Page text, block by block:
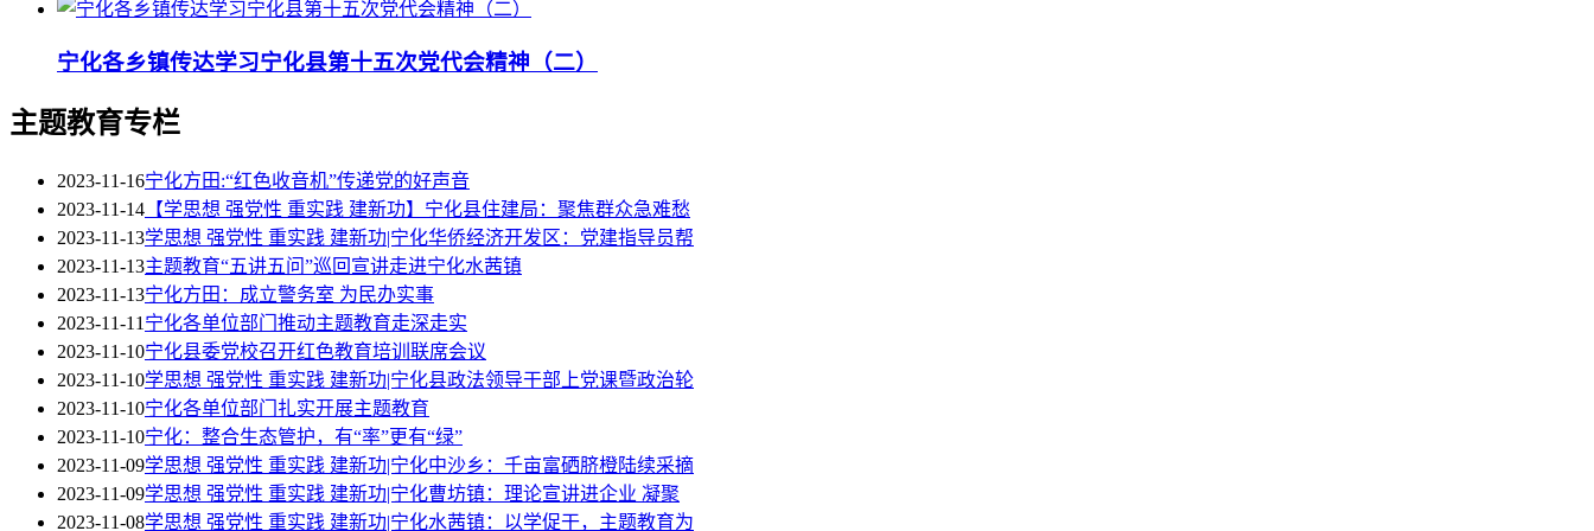
宁化各乡镇传达学习宁化县第十五次党代会精神（二）
主题教育专栏
2023-11-16宁化方田:“红色收音机”传递党的好声音
2023-11-14 【学思想 强党性 重实践 建新功】宁化县住建局：聚焦群众急难愁
2023-11-13学思想 强党性 重实践 建新功|宁化华侨经济开发区：党建指导员帮
2023-11-13主题教育“五讲五问”巡回宣讲走进宁化水茜镇
2023-11-13宁化方田：成立警务室 为民办实事
2023-11-11 宁化各单位部门推动主题教育走深走实
2023-11-10宁化县委党校召开红色教育培训联席会议
2023-11-10学思想 强党性 重实践 建新功|宁化县政法领导干部上党课暨政治轮
2023-11-10宁化各单位部门扎实开展主题教育
2023-11-10宁化：整合生态管护，有“率”更有“绿”
2023-11-09学思想 强党性 重实践 建新功|宁化中沙乡：千亩富硒脐橙陆续采摘
2023-11-09学思想 强党性 重实践 建新功|宁化曹坊镇：理论宣讲进企业 凝聚
2023-11-08学思想 强党性 重实践 建新功|宁化水茜镇：以学促干，主题教育为